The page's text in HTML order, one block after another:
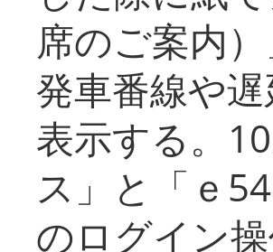
席のご案内
発車番線や
表示する。
ス」と「ｅ
のログイン